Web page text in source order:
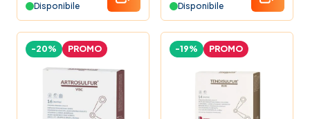
Disponibile
Disponibile
-20% PROMO -19% PROMO